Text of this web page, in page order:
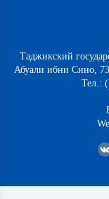
Таджикский
Абуали ибни Сино,
Тел.: